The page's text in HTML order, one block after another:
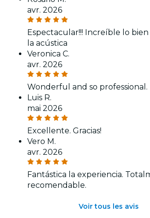
avr. 2026
Espectacular!!! Increíble lo
la acústica
Veronica C.
avr. 2026
Wonderful and so professional.
Luis R.
mai 2026
Excellente. Gracias!
Vero M.
avr. 2026
Fantástica la experiencia.
recomendable.
Voir tous les avis